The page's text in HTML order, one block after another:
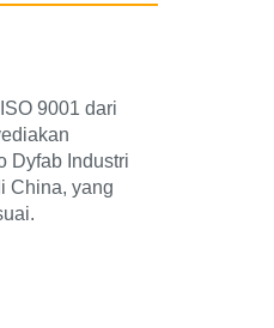
9001 dari
Dyfab Industri
China, yang